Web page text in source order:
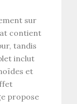
sur
contient
tandis
inclut
et
propose